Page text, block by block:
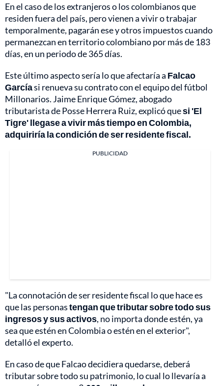
En el caso de los extranjeros o los colombianos que
residen fuera del país, pero vienen a vivir o trabajar
temporalmente, pagarán ese y otros impuestos cuando
permanezcan en territorio colombiano por más de 183
días, en un periodo de 365 días.
Este último aspecto sería lo que afectaría a Falcao
Garcíasi renueva su contrato con el equipo del fútbol
Millonarios. Jaime Enrique Gómez, abogado
tributarista de Posse Herrera Ruiz, explicó quesi 'El
Tigre' llegase a vivir más tiempo en Colombia,
adquiriría la condición de ser residente fiscal.
PUBLICIDAD
"La connotación de ser residente fiscal lo que hace es
que las personastengan que tributar sobre todo sus
ingresos y sus activos, no importa donde estén, ya
sea que estén en Colombia o estén en el exterior",
detalló el experto.
En caso de que Falcao decidiera quedarse, deberá
tributar sobre todo su patrimonio, lo cual lo llevaría a